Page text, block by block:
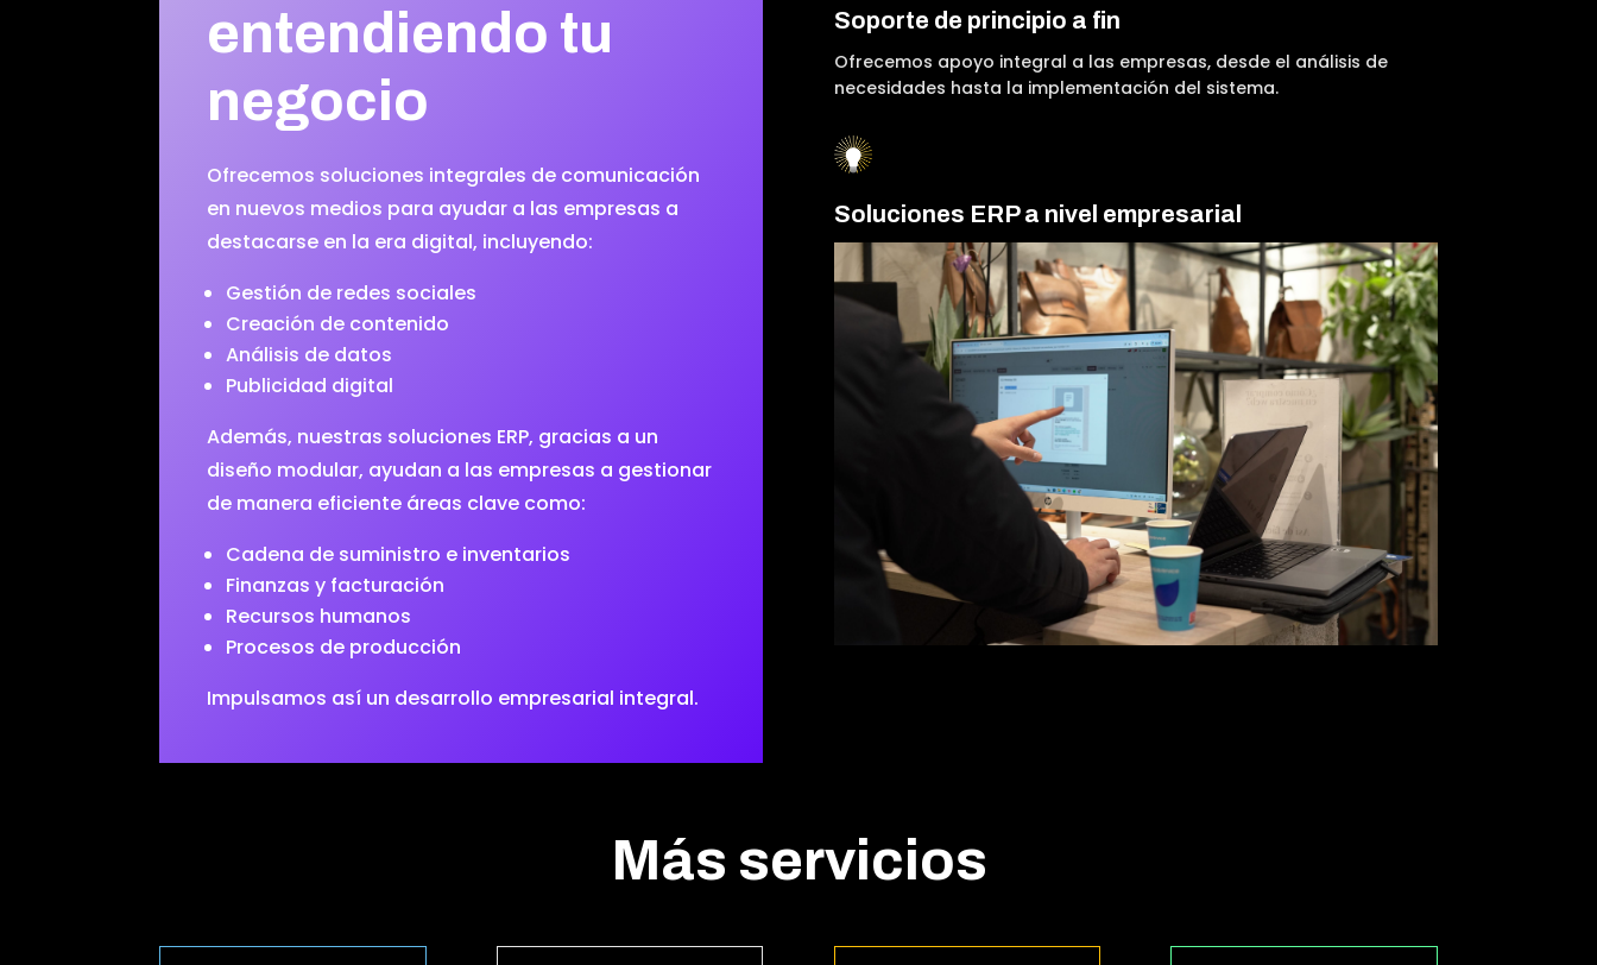
entendiendo tu
negocio
Ofrecemos soluciones integrales de comunicación
en nuevos medios para ayudar a las empresas a
destacarse en la era digital, incluyendo:
Gestión de redes sociales
Creación de contenido
Análisis de datos
Publicidad digital
Además, nuestras soluciones ERP, gracias a un
diseño modular, ayudan a las empresas a gestionar
de manera eficiente áreas clave como:
Cadena de suministro e inventarios
Finanzas y facturación
Recursos humanos
Procesos de producción
Impulsamos así un desarrollo empresarial integral.
Soporte de principio a fin
Ofrecemos apoyo integral a las empresas, desde el análisis de
necesidades hasta la implementación del sistema.
Soluciones ERP a nivel empresarial
Más servicios